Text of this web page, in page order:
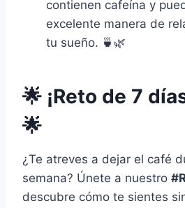
contienen cafeína y
excelente manera de
tu sueño. 🍵🌿
🌟 ¡Reto de 7
🌟
¿Te atreves a dejar el café
semana? Únete a nuestro
descubre cómo te sientes